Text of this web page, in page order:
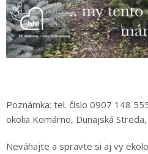
Poznámka: tel. číslo 0907 148
okolia Komárno, Dunajská
Neváhajte a spravte si aj vy